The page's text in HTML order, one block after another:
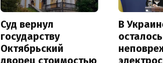
Суд вернул
государству
Октябрьский
дворец стоимостью
В